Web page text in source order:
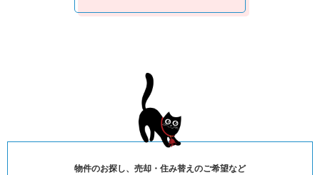
物件のお探し、売却・住み替えのご希望など